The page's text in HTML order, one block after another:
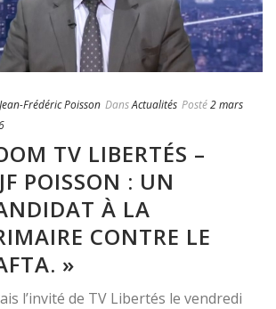
Jean-Frédéric Poisson DansActualités Posté2 mars
TV LIBERTÉS –
POISSON : UN
À LA
CONTRE LE
»
l’invité de TV Libertés le vendredi